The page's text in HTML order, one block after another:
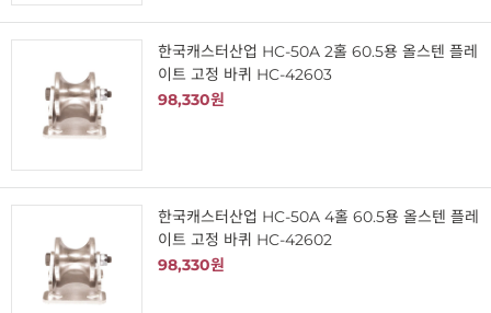
한국캐스터산업 HC-50A 2홀 60.5용 올스텐 플레
이트 고정 바퀴 HC-42603
98,330원
한국캐스터산업 HC-50A 4홀 60.5용 올스텐 플레
이트 고정 바퀴 HC-42602
98,330원